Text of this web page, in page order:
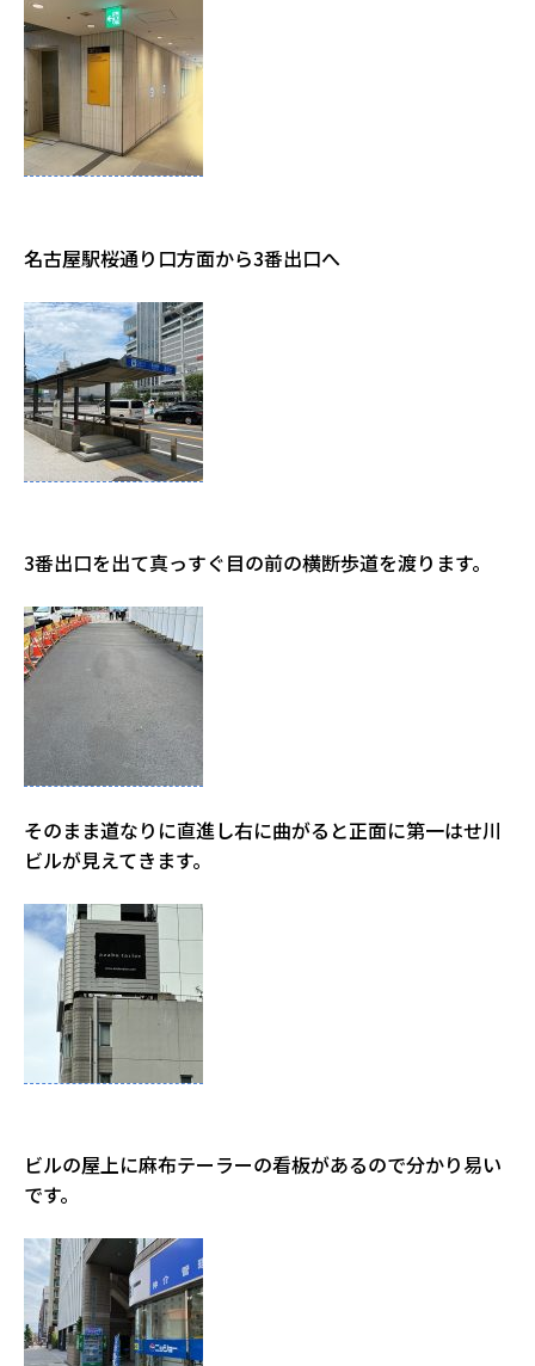
名古屋駅桜通り口方面から3番出口へ
3番出口を出て真っすぐ目の前の横断歩道を渡ります。
そのまま道なりに直進し右に曲がると正面に第一はせ川
ビルが見えてきます。
ビルの屋上に麻布テーラーの看板があるので分かり易い
です。